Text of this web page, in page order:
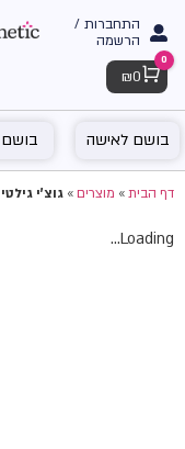
התחברות /
הרשמה
Cart
0
₪ 0
בושם לאישה בושם
דף הבית»מוצרים»גוצ'י גילטי 100מל אדט מבית גוצ'י טסטר – בושם לגבר
Loading...